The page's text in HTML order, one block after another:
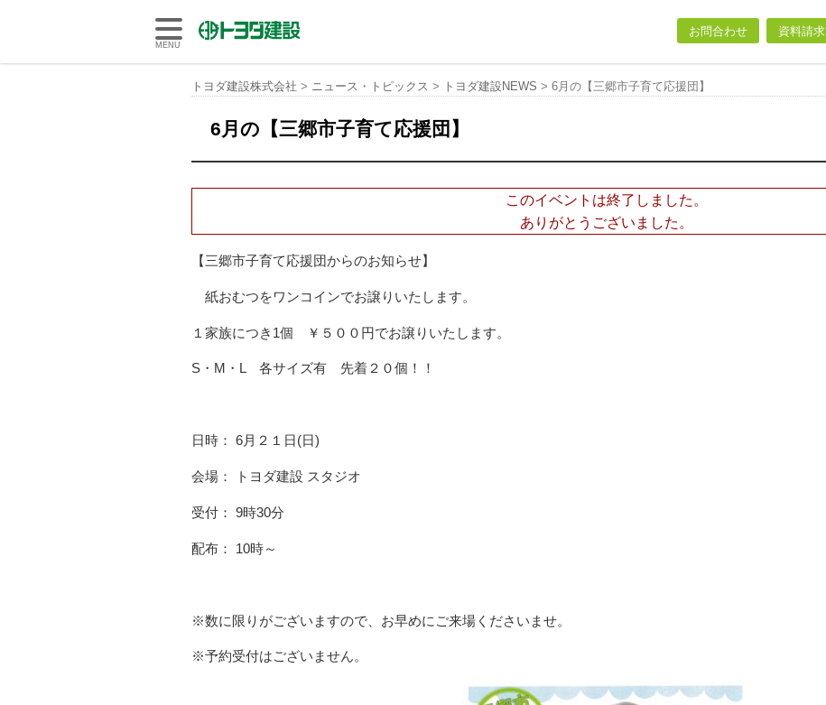
トヨダ建設株式会社
お問合わせ 資料請求
MENU
トヨダ建設株式会社 > ニュース・トピックス > トヨダ建設NEWS > 6月の【三郷市子育て応援団】
6月の【三郷市子育て応援団】
このイベントは終了しました。
ありがとうございました。
【三郷市子育て応援団からのお知らせ】
紙おむつをワンコインでお譲りいたします。
１家族につき1個 ￥５００円でお譲りいたします。
S・M・L 各サイズ有 先着２０個！！
日時： 6月２１日(日)
会場： トヨダ建設 スタジオ
受付： 9時30分
配布： 10時～
※数に限りがございますので、お早めにご来場くださいませ。
※予約受付はございません。